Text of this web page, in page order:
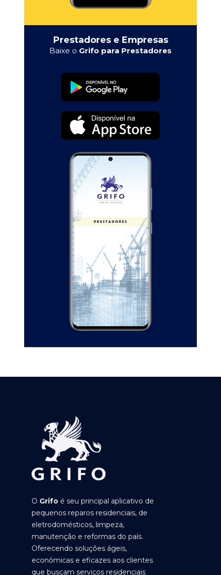
Prestadores e Empresas
Baixe o Grifo para Prestadores
O Grifo é seu principal aplicativo de
pequenos reparos residenciais, de
eletrodomésticos, limpeza,
manutenção e reformas do país.
Oferecendo soluções ágeis,
econômicas e eficazes aos clientes
que buscam serviços residenciais